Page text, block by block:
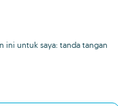
ini untuk saya: tanda tangan